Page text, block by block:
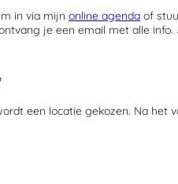
in via mijn online agenda of
je een email met alle
een locatie gekozen. Na